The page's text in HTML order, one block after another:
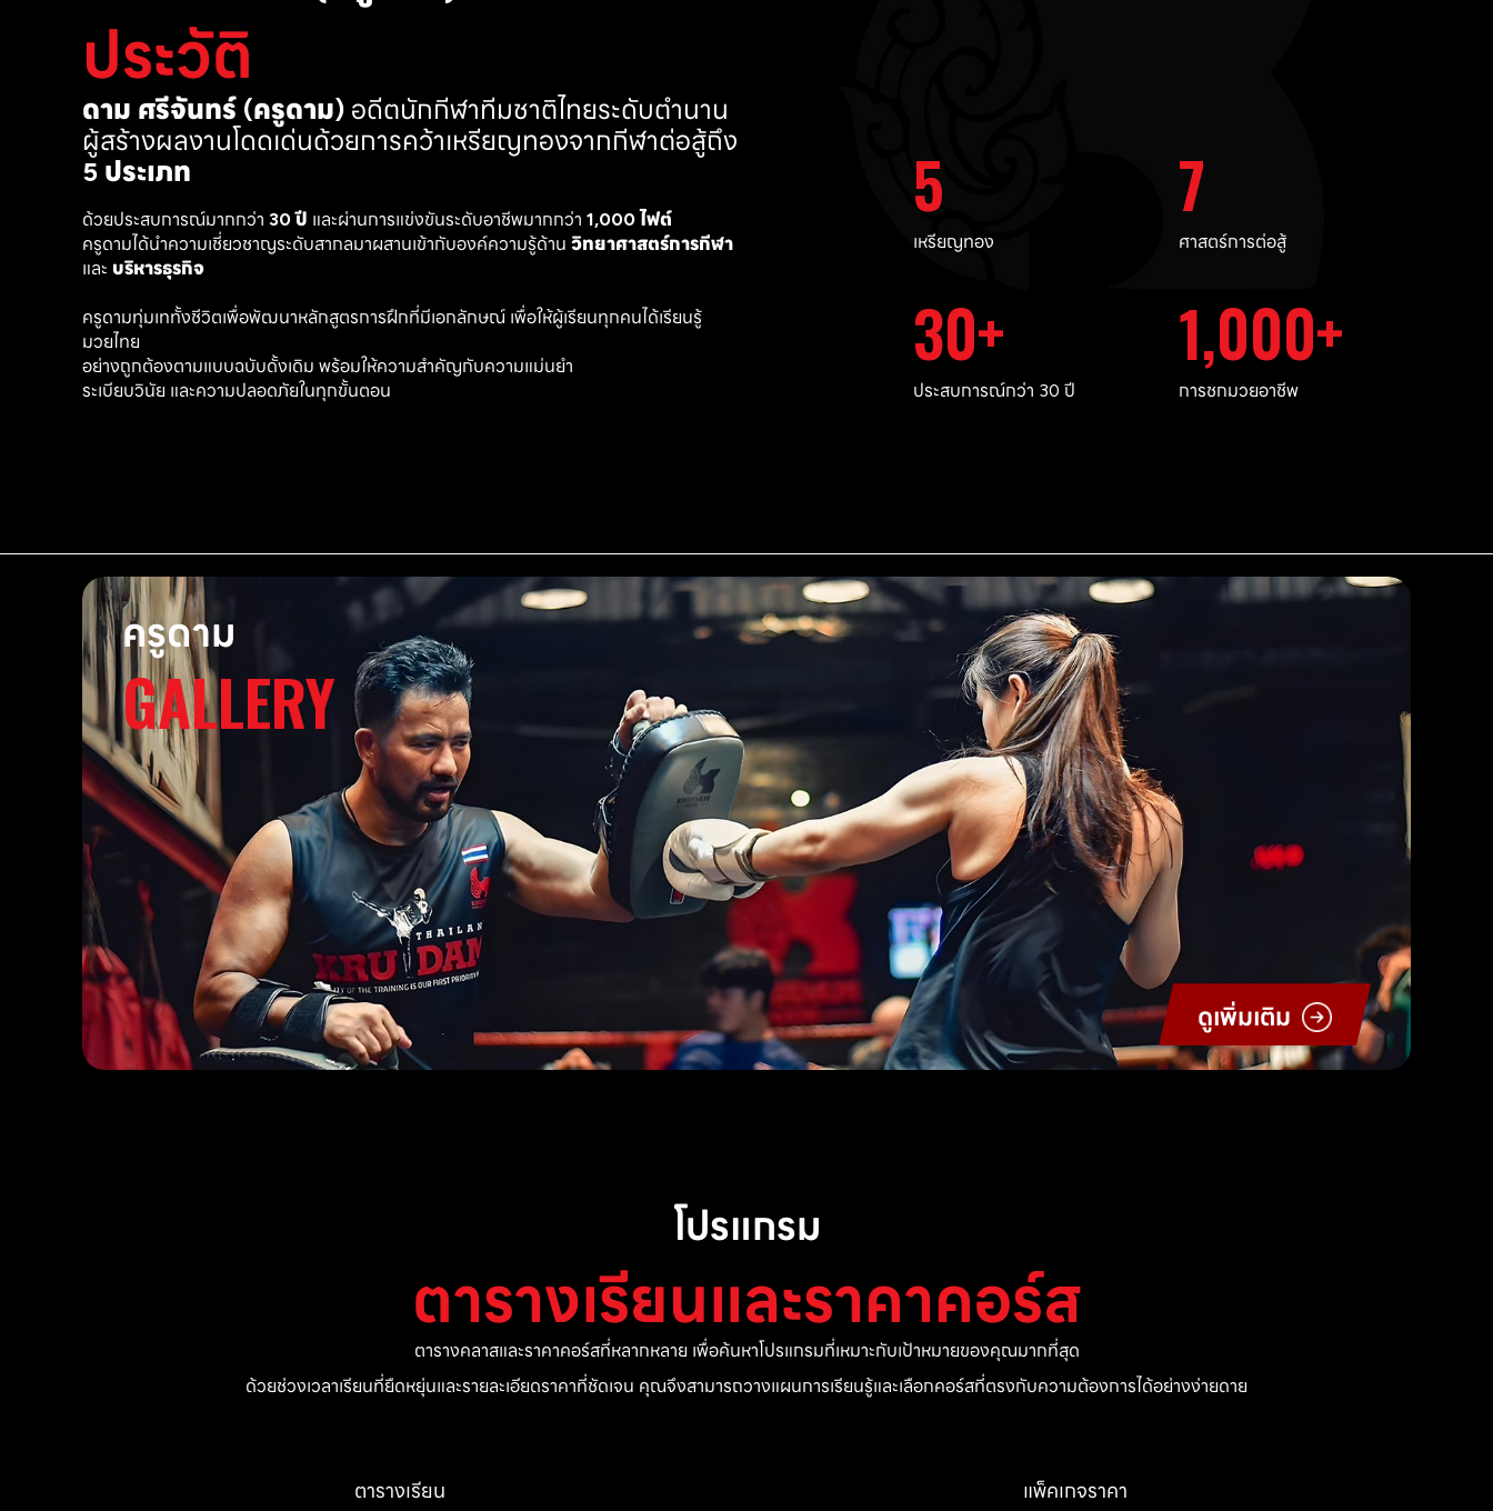
ประวัติ
ดาม ศรีจันทร์ (ครูดาม) อดีตนักกีฬาทีมชาติไทยระดับตำนาน
ผู้สร้างผลงานโดดเด่นด้วยการคว้าเหรียญทองจากกีฬาต่อสู้ถึง
5 ประเภท
ด้วยประสบการณ์มากกว่า 30 ปี และผ่านการแข่งขันระดับอาชีพมากกว่า 1,000 ไฟต์
ครูดามได้นำความเชี่ยวชาญระดับสากลมาผสานเข้ากับองค์ความรู้ด้าน วิทยาศาสตร์การกีฬา
และ บริหารธุรกิจ
ครูดามทุ่มเททั้งชีวิตเพื่อพัฒนาหลักสูตรการฝึกที่มีเอกลักษณ์ เพื่อให้ผู้เรียนทุกคนได้เรียนรู้
มวยไทย
อย่างถูกต้องตามแบบฉบับดั้งเดิม พร้อมให้ความสำคัญกับความแม่นยำ
ระเบียบวินัย และความปลอดภัยในทุกขั้นตอน
5
เหรียญทอง
7
ศาสตร์การต่อสู้
30
ประสบการณ์กว่า 30 ปี
1,000
การชกมวยอาชีพ
ครูดาม
GALLERY
ดูเพิ่มเติม
โปรแกรม
ตารางเรียนและราคาคอร์ส
ตารางคลาสและราคาคอร์สที่หลากหลาย เพื่อค้นหาโปรแกรมที่เหมาะกับเป้าหมายของคุณมากที่สุด
ด้วยช่วงเวลาเรียนที่ยืดหยุ่นและรายละเอียดราคาที่ชัดเจน คุณจึงสามารถวางแผนการเรียนรู้และเลือกคอร์สที่ตรงกับความต้องการได้อย่างง่ายดาย
ตารางเรียน แพ็คเกจราคา